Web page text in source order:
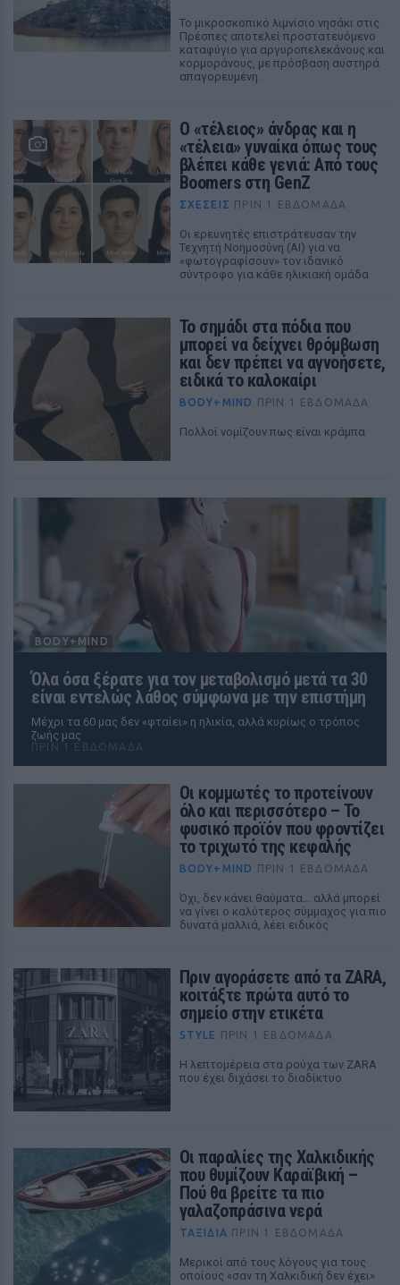
Το μικροσκοπικό λιμνίσιο νησάκι στις
Πρέσπες αποτελεί προστατευόμενο
καταφύγιο για αργυροπελεκάνους και
κορμοράνους, με πρόσβαση αυστηρά
απαγορευμένη.
O «τέλειος» άνδρας και η
«τέλεια» γυναίκα όπως τους
βλέπει κάθε γενιά: Από τους
Boomers στη GenZ
ΣΧΕΣΕΙΣ ΠΡΙΝ 1 ΕΒΔΟΜΆΔΑ
Oι ερευνητές επιστράτευσαν την
Τεχνητή Νοημοσύνη (AI) για να
«φωτογραφίσουν» τον ιδανικό
σύντροφο για κάθε ηλικιακή ομάδα
Το σημάδι στα πόδια που
μπορεί να δείχνει θρόμβωση
και δεν πρέπει να αγνοήσετε,
ειδικά το καλοκαίρι
BODY+MIND ΠΡΙΝ 1 ΕΒΔΟΜΆΔΑ
Πολλοί νομίζουν πως είναι κράμπα
BODY+MIND
Όλα όσα ξέρατε για τον μεταβολισμό μετά τα 30
είναι εντελώς λάθος σύμφωνα με την επιστήμη
Mέχρι τα 60 μας δεν «φταίει» η ηλικία, αλλά κυρίως ο τρόπος
ζωής μας
ΠΡΙΝ 1 ΕΒΔΟΜΆΔΑ
Οι κομμωτές το προτείνουν
όλο και περισσότερο – Το
φυσικό προϊόν που φροντίζει
το τριχωτό της κεφαλής
BODY+MIND ΠΡΙΝ 1 ΕΒΔΟΜΆΔΑ
Όχι, δεν κάνει θαύματα... αλλά μπορεί
να γίνει ο καλύτερος σύμμαχος για πιο
δυνατά μαλλιά, λέει ειδικός
Πριν αγοράσετε από τα ZARA,
κοιτάξτε πρώτα αυτό το
σημείο στην ετικέτα
STYLE ΠΡΙΝ 1 ΕΒΔΟΜΆΔΑ
Η λεπτομέρεια στα ρούχα των ZARA
που έχει διχάσει το διαδίκτυο
Οι παραλίες της Χαλκιδικής
που θυμίζουν Καραϊβική –
Πού θα βρείτε τα πιο
γαλαζοπράσινα νερά
ΤΑΞΙΔΙΑ ΠΡΙΝ 1 ΕΒΔΟΜΆΔΑ
Μερικοί από τους λόγους για τους
οποίους «σαν τη Χαλκιδική δεν έχει»